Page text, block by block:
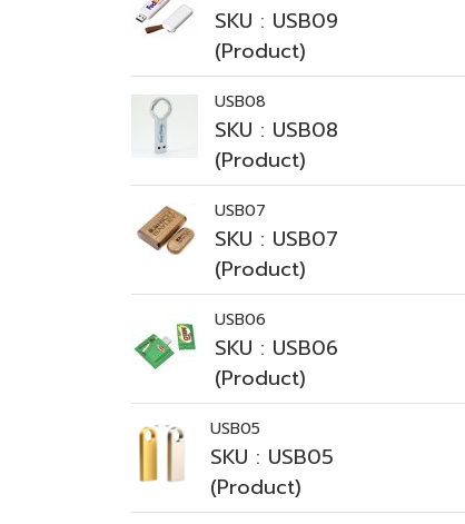
SKU : USB09
(Product)
USB08
SKU : USB08
(Product)
USB07
SKU : USB07
(Product)
USB06
SKU : USB06
(Product)
USB05
SKU : USB05
(Product)